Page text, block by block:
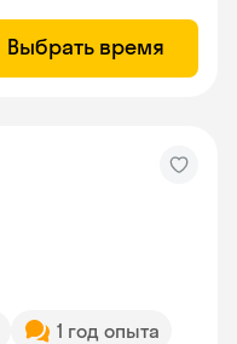
Выбрать время
1 год опыта